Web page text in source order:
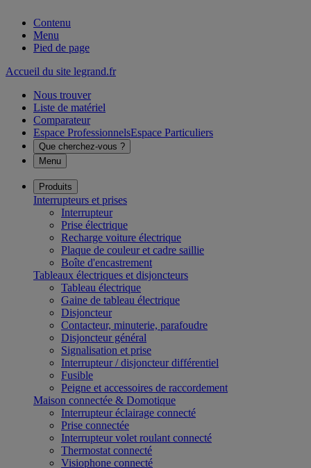
Contenu
Menu
Pied de page
Accueil du site legrand.fr
Nous trouver
Liste de matériel
Comparateur
Espace ProfessionnelsEspace Particuliers
Que cherchez-vous ?
Menu
Produits
Interrupteurs et prises
Interrupteur
Prise électrique
Recharge voiture électrique
Plaque de couleur et cadre saillie
Boîte d'encastrement
Tableaux électriques et disjoncteurs
Tableau électrique
Gaine de tableau électrique
Disjoncteur
Contacteur, minuterie, parafoudre
Disjoncteur général
Signalisation et prise
Interrupteur / disjoncteur différentiel
Fusible
Peigne et accessoires de raccordement
Maison connectée & Domotique
Interrupteur éclairage connecté
Prise connectée
Interrupteur volet roulant connecté
Thermostat connecté
Visiophone connecté